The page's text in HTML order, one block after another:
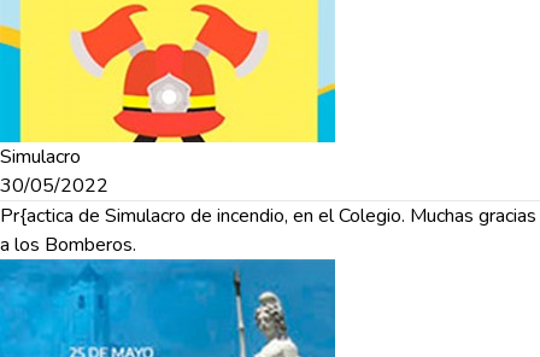
Simulacro
30/05/2022
Pr{actica de Simulacro de incendio, en el Colegio. Muchas gracias
a los Bomberos.